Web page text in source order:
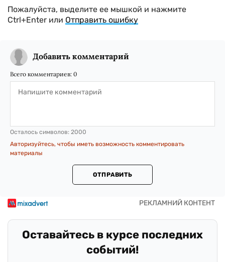
Пожалуйста, выделите ее мышкой и нажмите
Ctrl+Enter или Отправить ошибку
Добавить комментарий
Всего комментариев: 0
Осталось символов: 2000
Авторизуйтесь, чтобы иметь возможность комментировать
материалы
ОТПРАВИТЬ
Оставайтесь в курсе последних
событий!